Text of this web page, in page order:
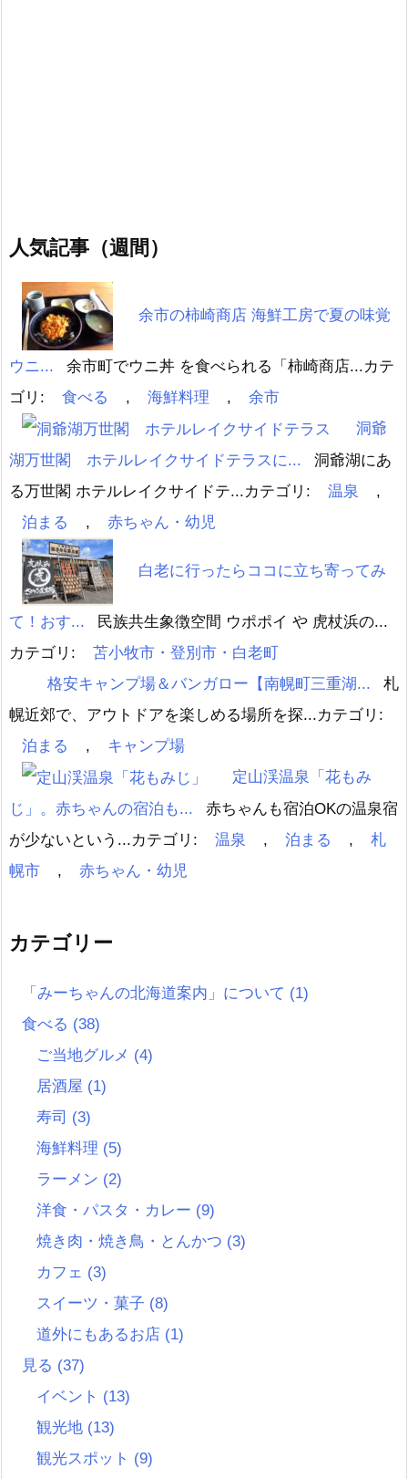
人気記事（週間）
余市の柿崎商店 海鮮工房で夏の味覚
ウニ... 余市町でウニ丼 を食べられる「柿崎商店...カテ
ゴリ:
食べる , 海鮮料理 ,
余市
洞爺
湖万世閣 ホテルレイクサイドテラスに...
洞爺湖にあ
る万世閣 ホテルレイクサイドテ...カテゴリ: 温泉
,
泊まる
, 赤ちゃん・幼児
白老に行ったらココに立ち寄ってみ
て！おす...
民族共生象徴空間 ウポポイ や 虎杖浜の...
カテゴリ:
苫小牧市・登別市・白老町
格安キャンプ場＆バンガロー【南幌町三重湖...
札
幌近郊で、アウトドアを楽しめる場所を探...カテゴリ:
泊まる
,
キャンプ場
定山渓温泉「花もみ
じ」。赤ちゃんの宿泊も...
赤ちゃんも宿泊OKの温泉宿
が少ないという...カテゴリ: 温泉 , 泊まる ,
札
幌市
, 赤ちゃん・幼児
カテゴリー
「みーちゃんの北海道案内」について (1)
食べる (38)
ご当地グルメ (4)
居酒屋 (1)
寿司 (3)
海鮮料理 (5)
ラーメン (2)
洋食・パスタ・カレー (9)
焼き肉・焼き鳥・とんかつ (3)
カフェ (3)
スイーツ・菓子 (8)
道外にもあるお店 (1)
見る (37)
イベント (13)
観光地 (13)
観光スポット (9)